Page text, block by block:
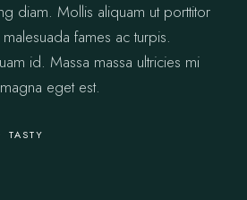
diam. Mollis aliquam ut porttitor
fames ac turpis.
id. Massa massa ultricies mi
eget est.
TASTY